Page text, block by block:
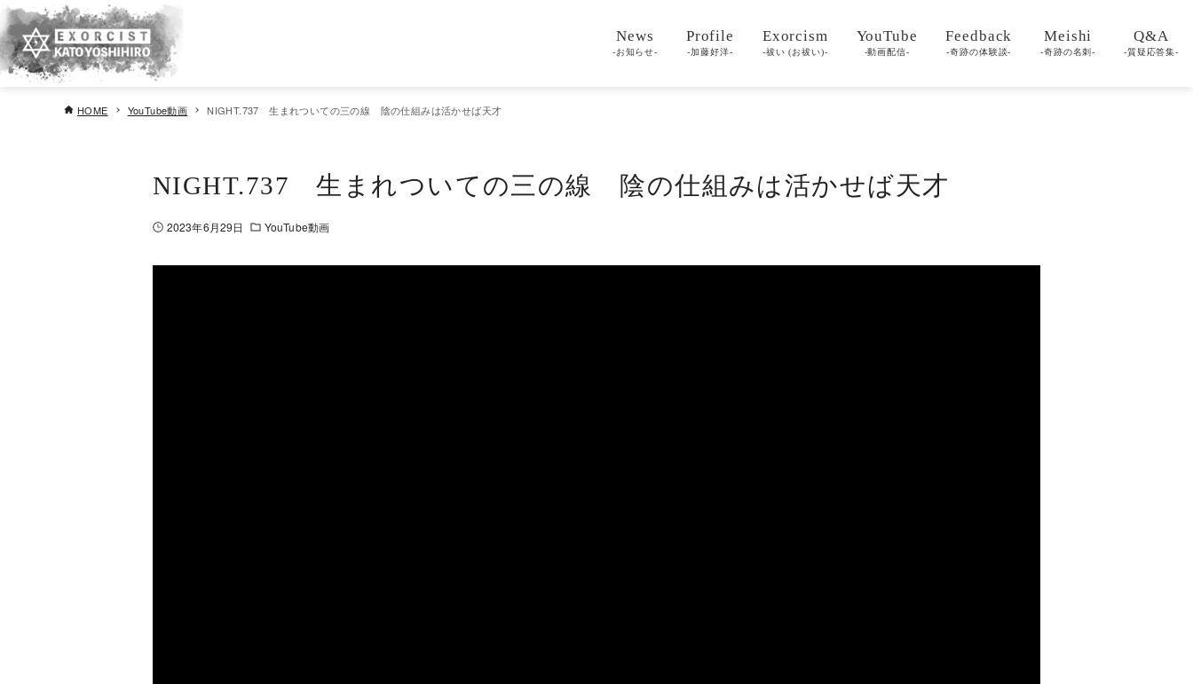
News
-お知らせ-
Profile
-加藤好洋-
Exorcism
-祓い (お祓い)-
YouTube
-動画配信-
Feedback
-奇跡の体験談-
Meishi
-奇跡の名刺-
Q&A
-質疑応答集-
HOME YouTube動画 NIGHT.737 生まれついての三の線 陰の仕組みは活かせば天才
NIGHT.737 生まれついての三の線 陰の仕組みは活かせば天才
2023年6月29日 YouTube動画